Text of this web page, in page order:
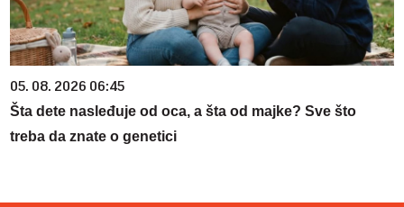
05. 08. 2026 06:45
Šta dete nasleđuje od oca, a šta od majke? Sve što
treba da znate o genetici